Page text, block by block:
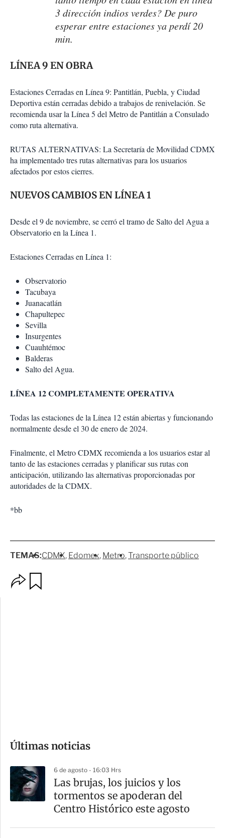
3 dirección indios verdes? De puro
esperar entre estaciones ya perdí 20
min.
LÍNEA 9 EN OBRA
Estaciones Cerradas en Línea 9: Pantitlán, Puebla, y Ciudad
Deportiva están cerradas debido a trabajos de renivelación. Se
recomienda usar la Línea 5 del Metro de Pantitlán a Consulado
como ruta alternativa.
RUTAS ALTERNATIVAS: La Secretaría de Movilidad CDMX
ha implementado tres rutas alternativas para los usuarios
afectados por estos cierres.
NUEVOS CAMBIOS EN LÍNEA 1
Desde el 9 de noviembre, se cerró el tramo de Salto del Agua a
Observatorio en la Línea 1.
Estaciones Cerradas en Línea 1:
Observatorio
Tacubaya
Juanacatlán
Chapultepec
Sevilla
Insurgentes
Cuauhtémoc
Balderas
Salto del Agua.
LÍNEA 12 COMPLETAMENTE OPERATIVA
Todas las estaciones de la Línea 12 están abiertas y funcionando
normalmente desde el 30 de enero de 2024.
Finalmente, el Metro CDMX recomienda a los usuarios estar al
tanto de las estaciones cerradas y planificar sus rutas con
anticipación, utilizando las alternativas proporcionadas por
autoridades de la CDMX.
*bb
TEMAS:CDMX Edomex Metro Transporte público
m
a
r
t
Últimas noticias
6 de agosto - 16:03 Hrs
Las brujas, los juicios y los
tormentos se apoderan del
Centro Histórico este agosto